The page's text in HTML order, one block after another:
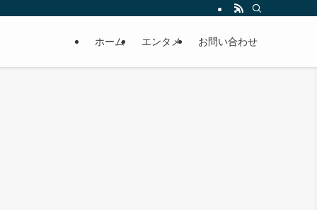
ホーム エンタメ お問い合わせ